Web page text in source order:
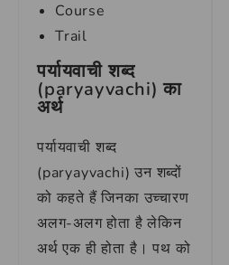
Course
Trail
पर्यायवाची शब्द
(paryayvachi) का
अर्थ
पर्यायवाची शब्द
(paryayvachi) उन शब्दों
को कहते हैं जिनका उच्चारण
अलग-अलग होता है लेकिन
अर्थ एक ही होता है। पथ को